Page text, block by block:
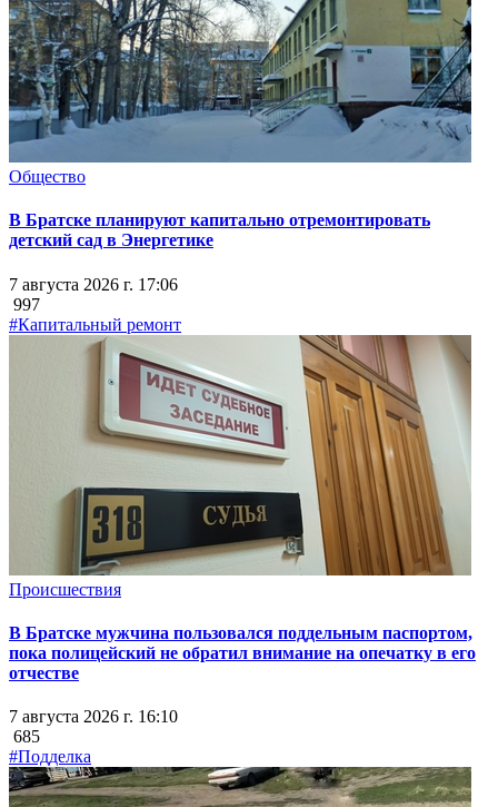
Общество
В Братске планируют капитально отремонтировать
детский сад в Энергетике
7 августа 2026 г. 17:06
997
#Капитальный ремонт
Происшествия
В Братске мужчина пользовался поддельным паспортом,
пока полицейский не обратил внимание на опечатку в его
отчестве
7 августа 2026 г. 16:10
685
#Подделка